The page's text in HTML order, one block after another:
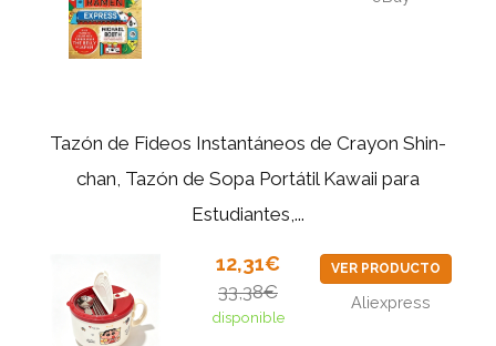
Tazón de Fideos Instantáneos de Crayon Shin-
chan, Tazón de Sopa Portátil Kawaii para
Estudiantes,...
12,31€
33,38€
disponible
VER PRODUCTO
Aliexpress